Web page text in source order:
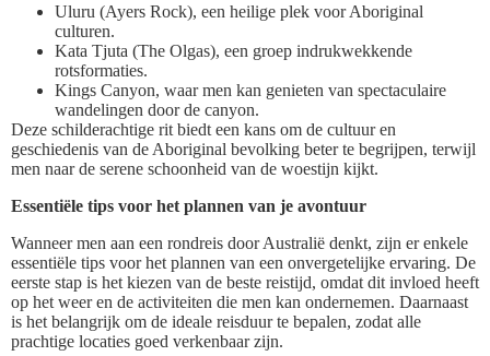
Uluru (Ayers Rock), een heilige plek voor Aboriginal
culturen.
Kata Tjuta (The Olgas), een groep indrukwekkende
rotsformaties.
Kings Canyon, waar men kan genieten van spectaculaire
wandelingen door de canyon.
Deze schilderachtige rit biedt een kans om de cultuur en
geschiedenis van de Aboriginal bevolking beter te begrijpen, terwijl
men naar de serene schoonheid van de woestijn kijkt.
Essentiële tips voor het plannen van je avontuur
Wanneer men aan een rondreis door Australië denkt, zijn er enkele
essentiële tips voor het plannen van een onvergetelijke ervaring. De
eerste stap is het kiezen van de beste reistijd, omdat dit invloed heeft
op het weer en de activiteiten die men kan ondernemen. Daarnaast
is het belangrijk om de ideale reisduur te bepalen, zodat alle
prachtige locaties goed verkenbaar zijn.